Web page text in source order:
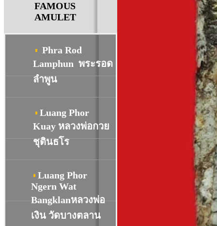
FAMOUS
AMULET
Phra Rod
Lamphun พระรอด
ลำพูน
Luang Phor
Kuay หลวงพ่อกวย
ชุตินธโร
Luang Phor
Ngern Wat
Bangklanหลวงพ่อ
เงิน วัดบางตลาน